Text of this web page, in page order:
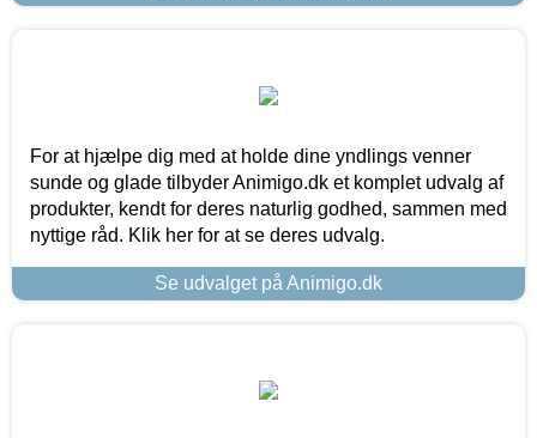
For at hjælpe dig med at holde dine yndlings venner
sunde og glade tilbyder Animigo.dk et komplet udvalg af
produkter, kendt for deres naturlig godhed, sammen med
nyttige råd. Klik her for at se deres udvalg.
Se udvalget på Animigo.dk